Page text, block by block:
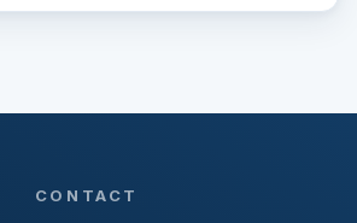
CONTACT